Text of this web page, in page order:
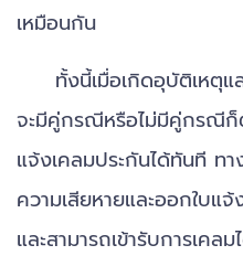
เหมือนกัน
ทั้งนี้เมื่อเกิดอุบัติเหตุแล
จะมีคู่กรณีหรือไม่มีคู่กรณีก็
แจ้งเคลมประกันได้ทันที ทา
ความเสียหายและออกใบแ
และสามารถเข้ารับการเคล